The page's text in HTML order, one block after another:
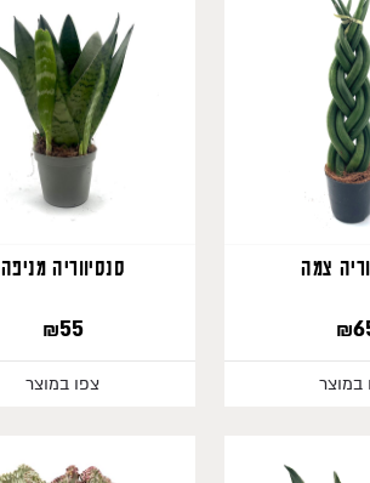
צמה
₪
במוצר
סנסיווריה מניפה
55
₪
צפו במוצר